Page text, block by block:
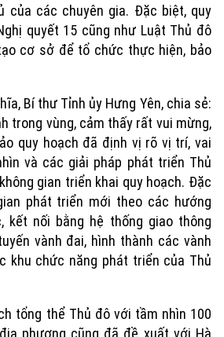
của các chuyên gia. Đặc biệt, quy
quyết 15 cũng như Luật Thủ đô
cơ sở để tổ chức thực hiện, bảo
Bí thư Tỉnh ủy Hưng Yên, chia sẻ:
trong vùng, cảm thấy rất vui mừng,
quy hoạch đã định vị rõ vị trí, vai
và các giải pháp phát triển Thủ
gian triển khai quy hoạch. Đặc
phát triển mới theo các hướng
kết nối bằng hệ thống giao thông
vành đai, hình thành các vành
khu chức năng phát triển của Thủ
tổng thể Thủ đô với tầm nhìn 100
phương cũng đã đề xuất với Hà